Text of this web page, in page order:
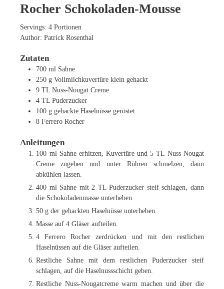
Rocher Schokoladen-Mousse
Servings:4 Portionen
Author:Patrick Rosenthal
Zutaten
700 ml Sahne
250 g Vollmilchkuvertüre klein gehackt
9 TL Nuss-Nougat Creme
4 TL Puderzucker
100 g gehackte Haselnüsse geröstet
8 Ferrero Rocher
Anleitungen
100 ml Sahne erhitzen, Kuvertüre und 5 TL Nuss-Nougat
Creme zugeben und unter Rühren schmelzen, dann
abkühlen lassen.
400 ml Sahne mit 2 TL Puderzucker steif schlagen, dann
die Schokoladenmasse unterheben.
50 g der gehackten Haselnüsse unterheben.
Masse auf 4 Gläser aufteilen.
4 Ferrero Rocher zerdrücken und mit den restlichen
Haselnüssen auf die Gläser aufteilen.
Restliche Sahne mit dem restlichen Puderzucker steif
schlagen, auf die Haselnussschicht geben.
Restliche Nuss-Nougatcreme warm machen und über die